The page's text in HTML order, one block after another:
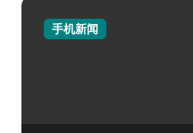
手机新闻